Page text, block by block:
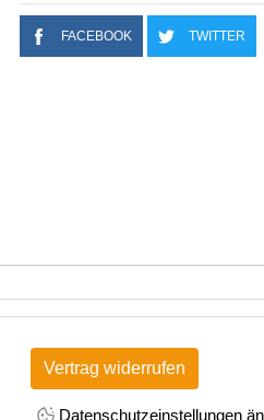
FACEBOOK TWITTER
Vertrag widerrufen
Datenschutzeinstellungen